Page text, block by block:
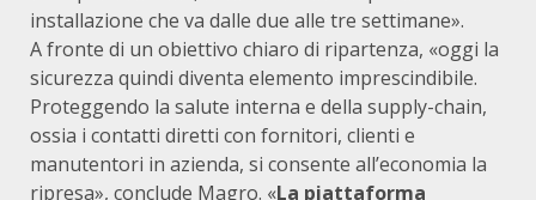
installazione che va dalle due alle tre settimane».
A fronte di un obiettivo chiaro di ripartenza, «oggi la
sicurezza quindi diventa elemento imprescindibile.
Proteggendo la salute interna e della supply-chain,
ossia i contatti diretti con fornitori, clienti e
manutentori in azienda, si consente all’economia la
ripresa», conclude Magro. «La piattaforma